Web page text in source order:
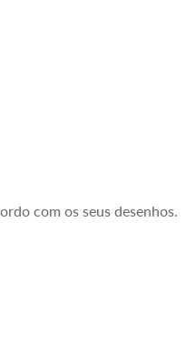
com os seus desenhos.